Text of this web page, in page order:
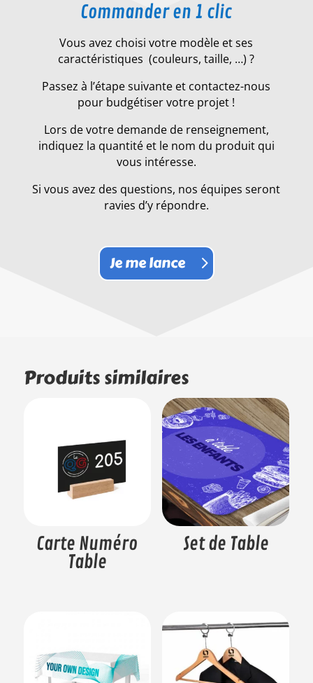
Commander en 1 clic
Vous avez choisi votre modèle et ses
caractéristiques (couleurs, taille, …) ?
Passez à l’étape suivante et contactez-nous
pour budgétiser votre projet !
Lors de votre demande de renseignement,
indiquez la quantité et le nom du produit qui
vous intéresse.
Si vous avez des questions, nos équipes seront
ravies d’y répondre.
Je me lance
Produits similaires
Carte Numéro
Table
Set de Table